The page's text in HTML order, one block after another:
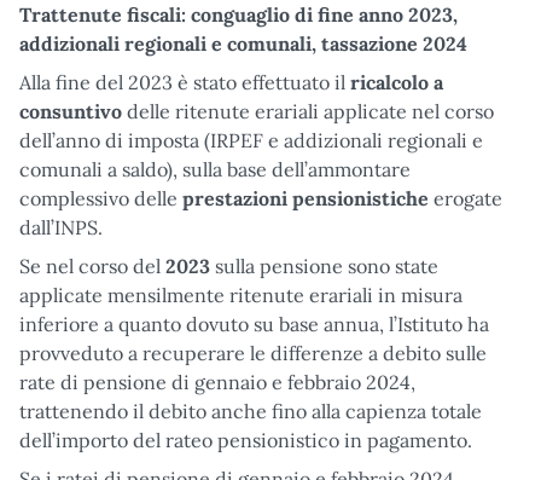
Trattenute fiscali: conguaglio di fine anno 2023,
addizionali regionali e comunali, tassazione 2024
Alla fine del 2023 è stato effettuato il ricalcolo a
consuntivo delle ritenute erariali applicate nel corso
dell’anno di imposta (IRPEF e addizionali regionali e
comunali a saldo), sulla base dell’ammontare
complessivo delle prestazioni pensionistiche erogate
dall’INPS.
Se nel corso del 2023 sulla pensione sono state
applicate mensilmente ritenute erariali in misura
inferiore a quanto dovuto su base annua, l’Istituto ha
provveduto a recuperare le differenze a debito sulle
rate di pensione di gennaio e febbraio 2024,
trattenendo il debito anche fino alla capienza totale
dell’importo del rateo pensionistico in pagamento.